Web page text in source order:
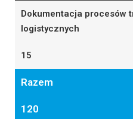
Dokumentacja procesów
logistycznych
15
Razem
120